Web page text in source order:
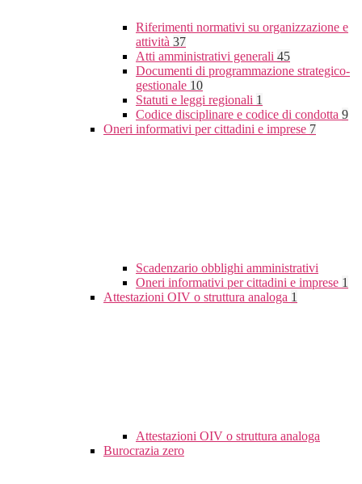
Riferimenti normativi su organizzazione e
attività 37
Atti amministrativi generali 45
Documenti di programmazione strategico-
gestionale 10
Statuti e leggi regionali 1
Codice disciplinare e codice di condotta 9
Oneri informativi per cittadini e imprese 7
Scadenzario obblighi amministrativi
Oneri informativi per cittadini e imprese 1
Attestazioni OIV o struttura analoga 1
Attestazioni OIV o struttura analoga
Burocrazia zero